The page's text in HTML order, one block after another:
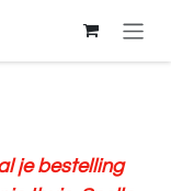
je bestelling